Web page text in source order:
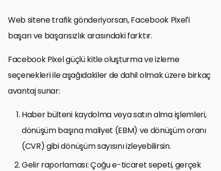
Web sitene trafik gönderiyorsan, Facebook Pixel’i
başarı ve başarısızlık arasındaki farktır.
Facebook Pixel güçlü kitle oluşturma ve izleme
seçenekleri ile aşağıdakiler de dahil olmak üzere birkaç
avantaj sunar:
Haber bülteni kaydolma veya satın alma işlemleri,
dönüşüm başına maliyet (EBM) ve dönüşüm oranı
(CVR) gibi dönüşüm sayısını izleyebilirsin.
Gelir raporlaması: Çoğu e-ticaret sepeti, gerçek